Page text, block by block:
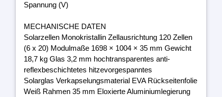
Spannung (V)
MECHANISCHE DATEN
Solarzellen Monokristallin Zellausrichtung 120 Zellen
(6 x 20) Modulmaße 1698 × 1004 × 35 mm Gewicht
18,7 kg Glas 3,2 mm hochtransparentes anti-
reflexbeschichtetes hitzevorgespanntes
Solarglas Verkapselungsmaterial EVA Rückseitenfolie
Weiß Rahmen 35 mm Eloxierte Aluminiumlegierung